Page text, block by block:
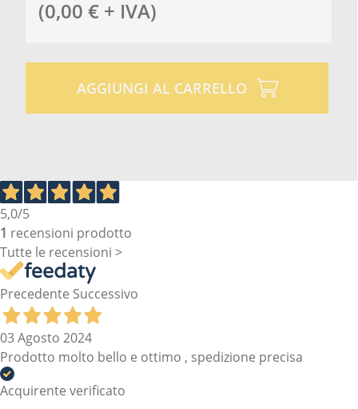
(0,00 € + IVA)
AGGIUNGI AL CARRELLO
5,0/5
1 recensioni prodotto
Tutte le recensioni >
Precedente Successivo
03 Agosto 2024
Prodotto molto bello e ottimo , spedizione precisa
Acquirente verificato